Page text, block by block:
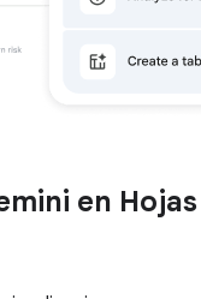
en Hojas